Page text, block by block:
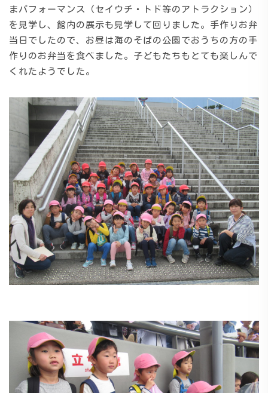
まパフォーマンス（セイウチ・トド等のアトラクション）
を見学し、館内の展示も見学して回りました。手作りお弁
当日でしたので、お昼は海のそばの公園でおうちの方の手
作りのお弁当を食べました。子どもたちもとても楽しんで
くれたようでした。
年間行事
施設の紹介
情報公開